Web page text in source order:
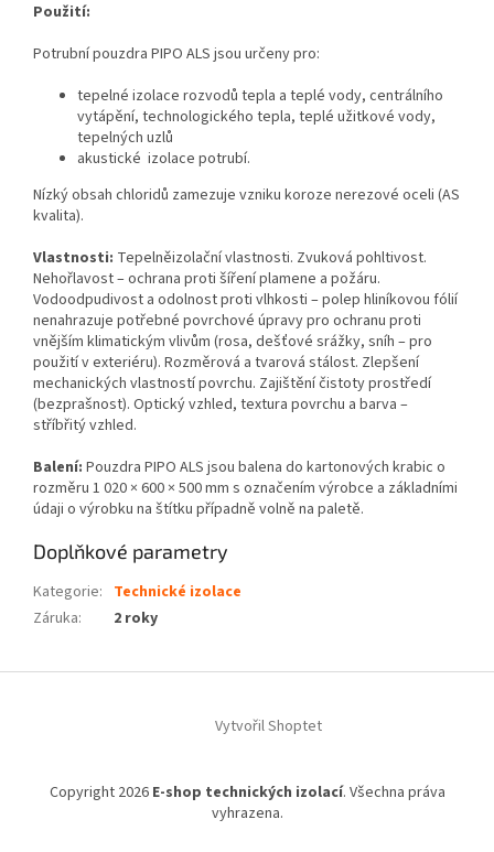
Použití:
Potrubní pouzdra PIPO ALS jsou určeny pro:
tepelné izolace rozvodů tepla a teplé vody, centrálního
vytápění, technologického tepla, teplé užitkové vody,
tepelných uzlů
akustické izolace potrubí.
Nízký obsah chloridů zamezuje vzniku koroze nerezové oceli (AS
kvalita).
Vlastnosti: Tepelněizolační vlastnosti. Zvuková pohltivost.
Nehořlavost – ochrana proti šíření plamene a požáru.
Vodoodpudivost a odolnost proti vlhkosti – polep hliníkovou fólií
nenahrazuje potřebné povrchové úpravy pro ochranu proti
vnějším klimatickým vlivům (rosa, dešťové srážky, sníh – pro
použití v exteriéru). Rozměrová a tvarová stálost. Zlepšení
mechanických vlastností povrchu. Zajištění čistoty prostředí
(bezprašnost). Optický vzhled, textura povrchu a barva –
stříbřitý vzhled.
Balení: Pouzdra PIPO ALS jsou balena do kartonových krabic o
rozměru 1 020 × 600 × 500 mm s označením výrobce a základními
údaji o výrobku na štítku případně volně na paletě.
Doplňkové parametry
Kategorie: Technické izolace
Záruka: 2 roky
Vytvořil Shoptet
Copyright 2026 E-shop technických izolací. Všechna práva
vyhrazena.